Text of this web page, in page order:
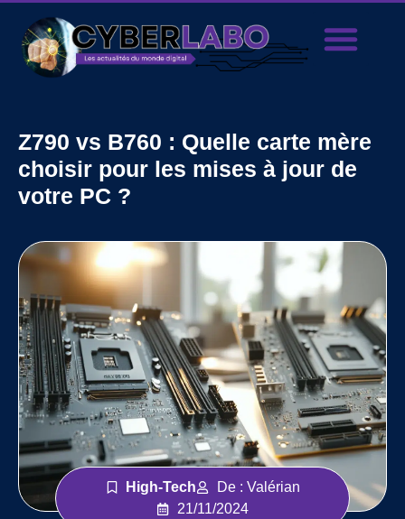
Z790 vs B760 : Quelle carte mère
choisir pour les mises à jour de
votre PC ?
High-Tech
De : Valérian
21/11/2024